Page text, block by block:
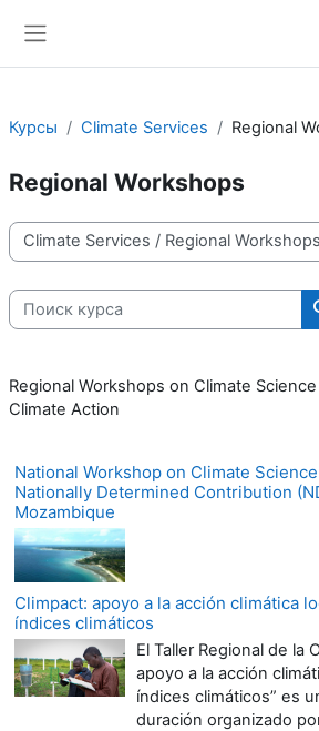
Курсы Climate Services Regional
Regional Workshops
Категории курсов
Поиск курса
Regional Workshops on Climate
Climate Action
National Workshop on Climate
Nationally Determined Contribution
Mozambique
Climpact: apoyo a la acción climática
índices climáticos
El Taller Regional de la
apoyo a la acción
índices climáticos” es
duración organizado